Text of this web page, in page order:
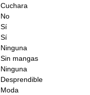
Cuchara
No
Sí
Sí
Ninguna
Sin mangas
Ninguna
Desprendible
Moda